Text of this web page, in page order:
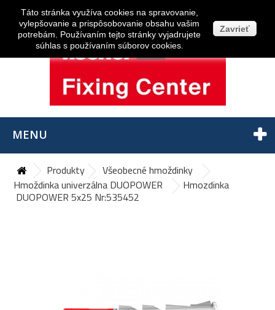
MENU
Produkty
Všeobecné hmoždinky
Hmoždinka univerzálna DUOPOWER
Hmozdinka
DUOPOWER 5x25 Nr:535452
Táto stránka využíva cookies na spravovanie,
vylepšovanie a prispôsobovanie obsahu vašim
potrebám. Používaním tejto stránky vyjadrujete
súhlas s používaním súborov cookies.
Zavrieť